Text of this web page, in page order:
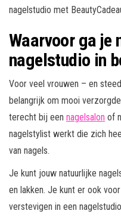
nagelstudio met
Waarvoor ga je
nagelstudio in
Voor veel vrouwen – en
belangrijk om mooi
terecht bij een nagelsalon of
nagelstylist werkt die zich
van nagels.
Je kunt jouw natuurlijke
en lakken. Je kunt er ook
verstevigen in een